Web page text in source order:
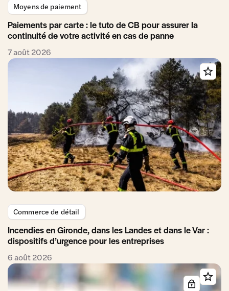
Moyens de paiement
Paiements par carte : le tuto de CB pour assurer la
continuité de votre activité en cas de panne
7 août 2026
Commerce de détail
Incendies en Gironde, dans les Landes et dans le Var :
dispositifs d’urgence pour les entreprises
6 août 2026